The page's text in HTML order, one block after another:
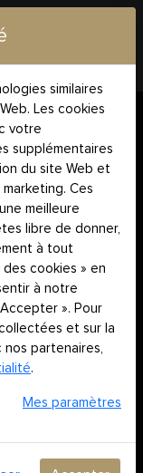
Mazda Pool
similaires
Les cookies
votre
supplémentaires
du site Web et
Ces
meilleure
libre de donner,
à tout
cookies » en
à notre
». Pour
et sur la
partenaires,
.
Mes paramètres